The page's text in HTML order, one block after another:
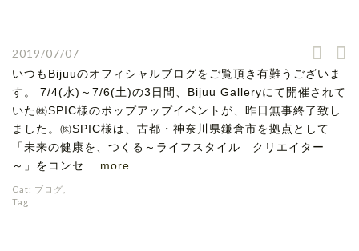
2019/07/07
いつもBijuuのオフィシャルブログをご覧頂き有難うございま
す。 7/4(水)～7/6(土)の3日間、Bijuu Galleryにて開催されて
いた㈱SPIC様のポップアップイベントが、昨日無事終了致し
ました。㈱SPIC様は、古都・神奈川県鎌倉市を拠点として
「未来の健康を、つくる～ライフスタイル クリエイター
～」をコンセ
...more
Cat: ブログ
Tag: